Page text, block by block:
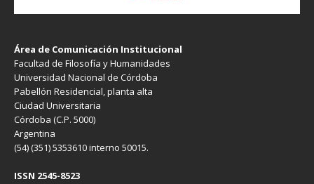
Área de Comunicación Institucional
Facultad de Filosofía y Humanidades
Universidad Nacional de Córdoba
Pabellón Residencial, planta alta
Ciudad Universitaria
Córdoba (C.P. 5000)
Argentina
(54) (351) 5353610 interno 50015.
ISSN 2545-8523